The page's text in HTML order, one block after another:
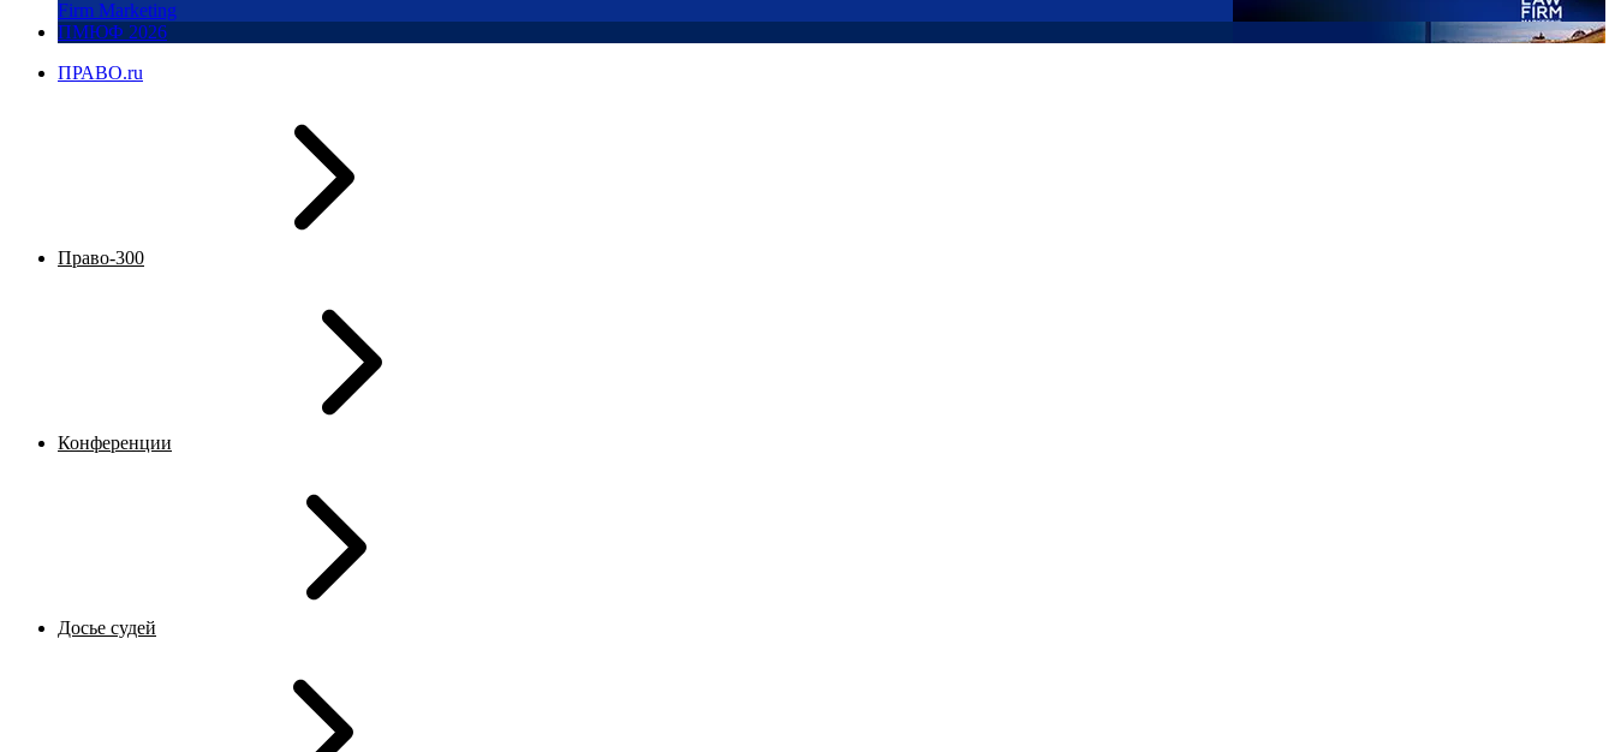
Firm Marketing
ПМЮФ 2026
ПРАВО.ru
Право-300
Конференции
Досье судей